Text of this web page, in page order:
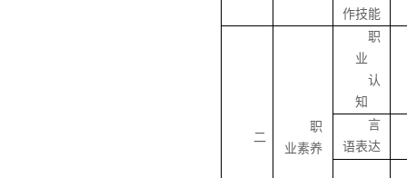
作技能
二
职
业素养
职
业
认
知
言
语表达